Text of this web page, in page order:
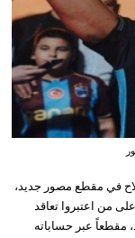
في مقطع مصور جديد،
من اعتبروا تعاقد
مقطعاً عبر حساباته